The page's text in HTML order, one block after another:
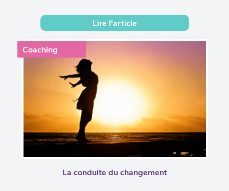
Lire l'article
Coaching
La conduite du changement